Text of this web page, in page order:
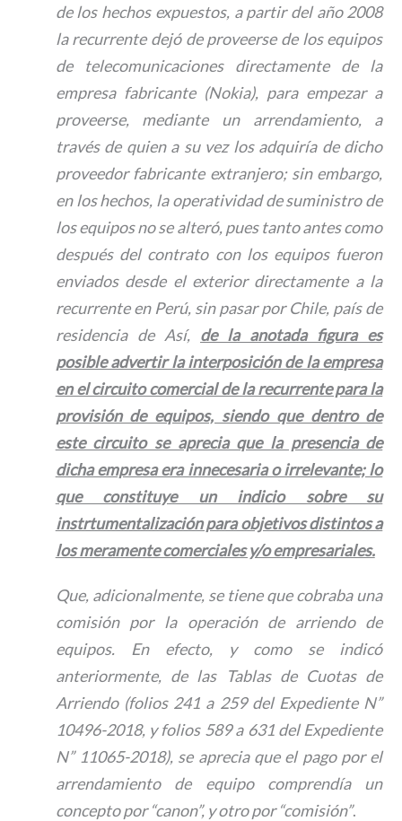
de los hechos expuestos, a partir del año 2008
la recurrente dejó de proveerse de los equipos
de telecomunicaciones directamente de la
empresa fabricante (Nokia), para empezar a
proveerse, mediante un arrendamiento, a
través de quien a su vez los adquiría de dicho
proveedor fabricante extranjero; sin embargo,
en los hechos, la operatividad de suministro de
los equipos no se alteró, pues tanto antes como
después del contrato con los equipos fueron
enviados desde el exterior directamente a la
recurrente en Perú, sin pasar por Chile, país de
residencia de Así, de la anotada figura es
posible advertir la interposición de la empresa
en el circuito comercial de la recurrente para la
provisión de equipos, siendo que dentro de
este circuito se aprecia que la presencia de
dicha empresa era innecesaria o irrelevante; lo
que constituye un indicio sobre su
instrtumentalización para objetivos distintos a
los meramente comerciales y/o empresariales.
Que, adicionalmente, se tiene que cobraba una
comisión por la operación de arriendo de
equipos. En efecto, y como se indicó
anteriormente, de las Tablas de Cuotas de
Arriendo (folios 241 a 259 del Expediente N”
10496-2018, y folios 589 a 631 del Expediente
N” 11065-2018), se aprecia que el pago por el
arrendamiento de equipo comprendía un
concepto por “canon”, y otro por “comisión”.